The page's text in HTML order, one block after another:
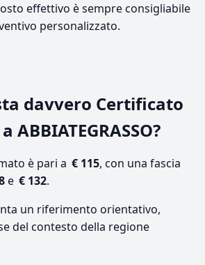
effettivo è sempre consigliabile
personalizzato.
davvero Certificato
ABBIATEGRASSO?
è pari a € 115, con una fascia
e € 132.
un riferimento orientativo,
del contesto della regione